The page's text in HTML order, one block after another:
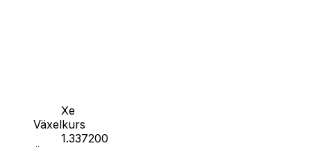
Xe
Växelkurs
1.337200